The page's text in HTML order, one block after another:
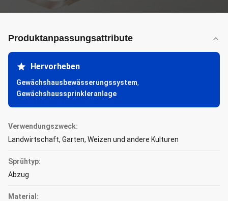
Produktanpassungsattribute
Hervorheben
Gewächshausbewässerungssystem,
Gewächshaussprinkleranlage
Verwendungszweck:
Landwirtschaft, Garten, Weizen und andere Kulturen
Sprühtyp:
Abzug
Material: